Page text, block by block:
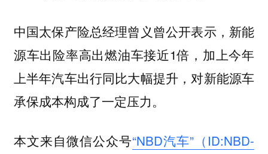
中国太保产险总经理曾义曾公开表示，新能
源车出险率高出燃油车接近1倍，加上今年
上半年汽车出行同比大幅提升，对新能源车
承保成本构成了一定压力。
本文来自微信公众号“NBD汽车”（ID:NBD-